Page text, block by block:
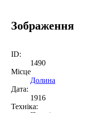
Зображення
ID:
1490
Місце
Долина
Дата:
1916
Техніка: